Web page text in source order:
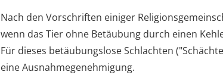
Nach den Vorschriften einiger
wenn das Tier ohne Betäubung durch einen
Für dieses betäubungslose Schlachten
eine Ausnahmegenehmigung.